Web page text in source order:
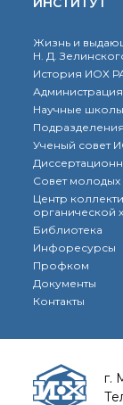
Жизнь и
Н. Д.
История ИОХ
Администрация
Научные школы
Подразделения
Ученый совет
Совет
Центр
органической
Библиотека
Инфоресурсы
Профком
Документы
Контакты
г.